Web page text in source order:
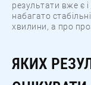
результати вже є
набагато
хвилини, а про
ЯКИХ